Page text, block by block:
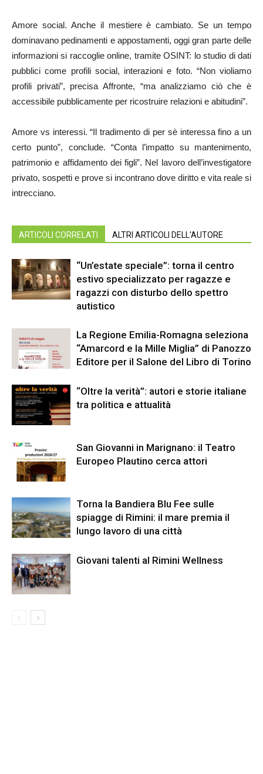
Amore social. Anche il mestiere è cambiato. Se un tempo
dominavano pedinamenti e appostamenti, oggi gran parte delle
informazioni si raccoglie online, tramite OSINT: lo studio di dati
pubblici come profili social, interazioni e foto. “Non violiamo
profili privati”, precisa Affronte, “ma analizziamo ciò che è
accessibile pubblicamente per ricostruire relazioni e abitudini”.
Amore vs interessi. “Il tradimento di per sè interessa fino a un
certo punto”, conclude. “Conta l’impatto su mantenimento,
patrimonio e affidamento dei figli”. Nel lavoro dell’investigatore
privato, sospetti e prove si incontrano dove diritto e vita reale si
intrecciano.
ARTICOLI CORRELATI ALTRI ARTICOLI DELL'AUTORE
“Un’estate speciale”: torna il centro
estivo specializzato per ragazze e
ragazzi con disturbo dello spettro
autistico
La Regione Emilia-Romagna seleziona
“Amarcord e la Mille Miglia” di Panozzo
Editore per il Salone del Libro di Torino
“Oltre la verità”: autori e storie italiane
tra politica e attualità
San Giovanni in Marignano: il Teatro
Europeo Plautino cerca attori
Torna la Bandiera Blu Fee sulle
spiagge di Rimini: il mare premia il
lungo lavoro di una città
Giovani talenti al Rimini Wellness